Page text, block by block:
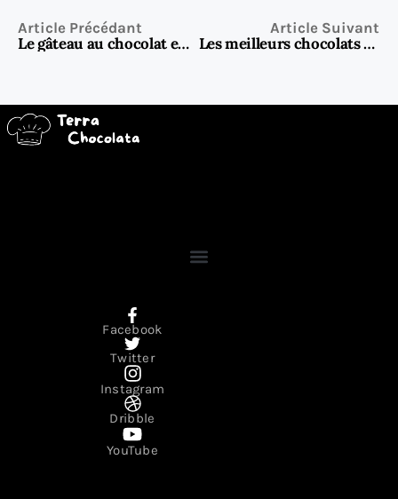
Article Précédant
Le gâteau au chocolat en poudre : l’astuce simple, économique et irrésistiblement gourmande
Article Suivant
Les meilleurs chocolats de Pâques : notre sélection gourmande
Facebook
Twitter
Instagram
Dribble
YouTube